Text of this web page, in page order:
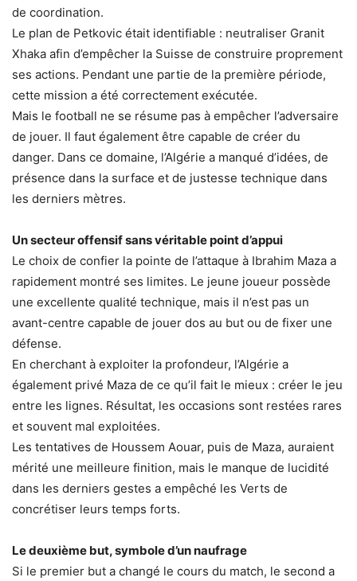
de coordination.
Le plan de Petkovic était identifiable : neutraliser Granit
Xhaka afin d’empêcher la Suisse de construire proprement
ses actions. Pendant une partie de la première période,
cette mission a été correctement exécutée.
Mais le football ne se résume pas à empêcher l’adversaire
de jouer. Il faut également être capable de créer du
danger. Dans ce domaine, l’Algérie a manqué d’idées, de
présence dans la surface et de justesse technique dans
les derniers mètres.
Un secteur offensif sans véritable point d’appui
Le choix de confier la pointe de l’attaque à Ibrahim Maza a
rapidement montré ses limites. Le jeune joueur possède
une excellente qualité technique, mais il n’est pas un
avant-centre capable de jouer dos au but ou de fixer une
défense.
En cherchant à exploiter la profondeur, l’Algérie a
également privé Maza de ce qu’il fait le mieux : créer le jeu
entre les lignes. Résultat, les occasions sont restées rares
et souvent mal exploitées.
Les tentatives de Houssem Aouar, puis de Maza, auraient
mérité une meilleure finition, mais le manque de lucidité
dans les derniers gestes a empêché les Verts de
concrétiser leurs temps forts.
Le deuxième but, symbole d’un naufrage
Si le premier but a changé le cours du match, le second a